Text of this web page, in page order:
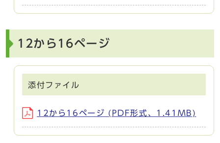
12から16ページ
添付ファイル
12から16ページ (PDF形式、1.41MB)